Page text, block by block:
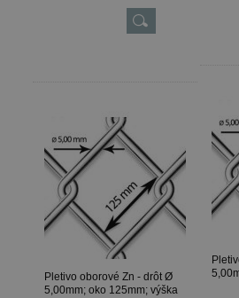
Pletivo oborové Zn - drôt Ø
5,00mm; oko 125mm; výška